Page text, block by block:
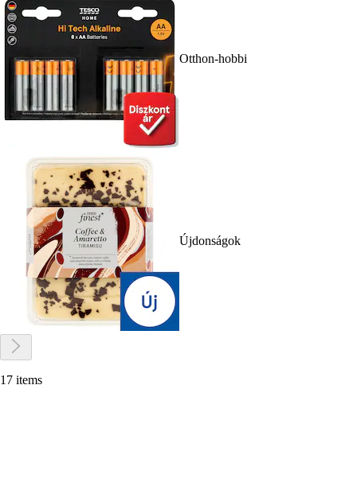
Otthon-hobbi
Újdonságok
17 items